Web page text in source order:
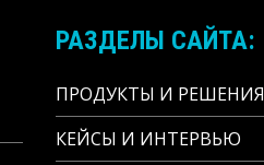
РАЗДЕЛЫ САЙТА:
ПРОДУКТЫ И РЕШЕНИЯ
КЕЙСЫ И ИНТЕРВЬЮ